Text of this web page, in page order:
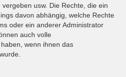
usw. Die Rechte, die ein
davon abhängig, welche Rechte
oder ein anderer Administrator
auch volle
wenn ihnen das